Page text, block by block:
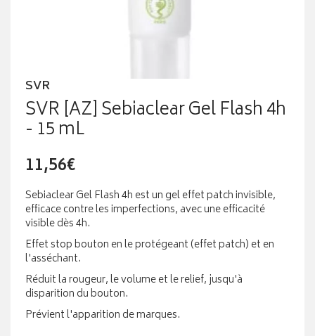
SVR
SVR [AZ] Sebiaclear Gel Flash 4h
- 15 mL
11,56€
Sebiaclear Gel Flash 4h est un gel effet patch invisible,
efficace contre les imperfections, avec une efficacité
visible dès 4h.
Effet stop bouton en le protégeant (effet patch) et en
l'asséchant.
Réduit la rougeur, le volume et le relief, jusqu'à
disparition du bouton.
Prévient l'apparition de marques.